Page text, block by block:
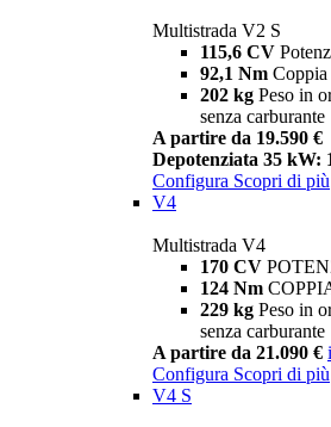
Multistrada V2 S
115,6 CV
92,1 Nm Coppia
202 kg Peso in
senza carburante
A partire da 19.590 €
Depotenziata 35 kW:
Configura Scopri di più
V4
Multistrada V4
170 CV
124 Nm
229 kg Peso in
senza carburante
A partire da 21.090 € i
Configura Scopri di più
V4 S